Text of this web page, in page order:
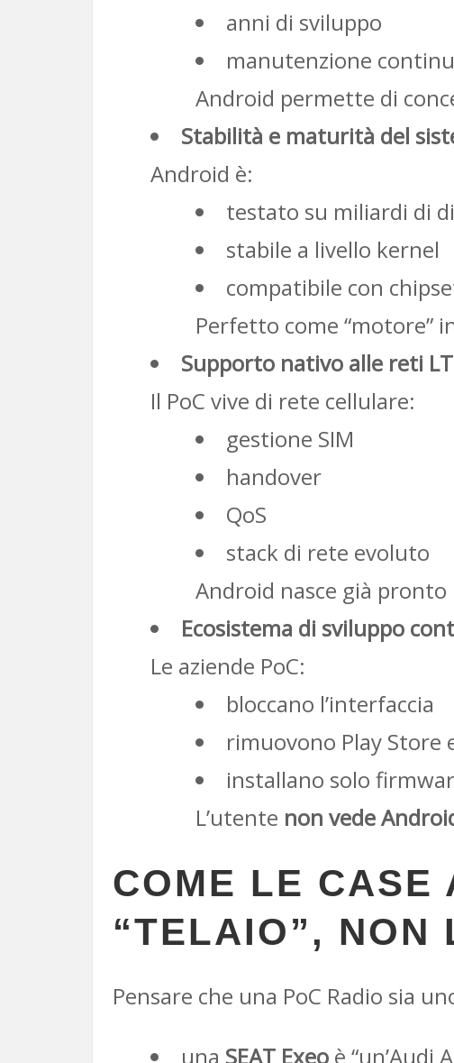
anni di sviluppo
manutenzione
Android permette di
Stabilità e maturità del
Android è:
testato su miliardi di
stabile a livello kernel
compatibile con
Perfetto come “motore”
Supporto nativo alle reti
Il PoC vive di rete cellulare:
gestione SIM
handover
QoS
stack di rete evoluto
Android nasce già pronto
Ecosistema di sviluppo
Le aziende PoC:
bloccano l’interfaccia
rimuovono Play Store
installano solo
L’utente non vede
COME LE CASE
“TELAIO”, NON
Pensare che una PoC Radio sia
una SEAT Exeo è “un’Audi